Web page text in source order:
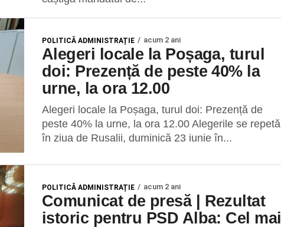
POLITICĂ ADMINISTRAȚIE acum 2 ani
Alegeri locale la Poșaga, turul
doi: Prezență de peste 40% la
urne, la ora 12.00
Alegeri locale la Poșaga, turul doi: Prezență de
peste 40% la urne, la ora 12.00 Alegerile se repetă
în ziua de Rusalii, duminică 23 iunie în...
POLITICĂ ADMINISTRAȚIE acum 2 ani
Comunicat de presă | Rezultat
istoric pentru PSD Alba: Cel mai